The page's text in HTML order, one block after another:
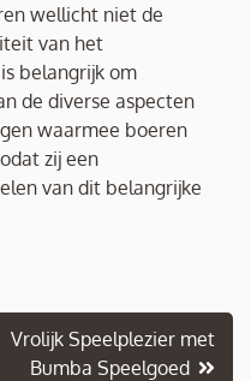
wellicht niet de
van het
belangrijk om
de diverse aspecten
waarmee boeren
zij een
van dit belangrijke
Vrolijk Speelplezier met
Bumba Speelgoed